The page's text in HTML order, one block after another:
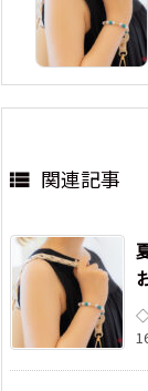
 関連記事
◇